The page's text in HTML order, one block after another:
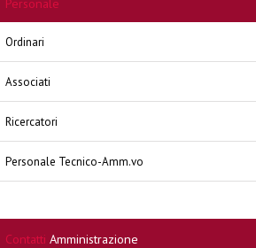
Ordinari
Associati
Ricercatori
Personale Tecnico-Amm.vo
Contatti Amministrazione